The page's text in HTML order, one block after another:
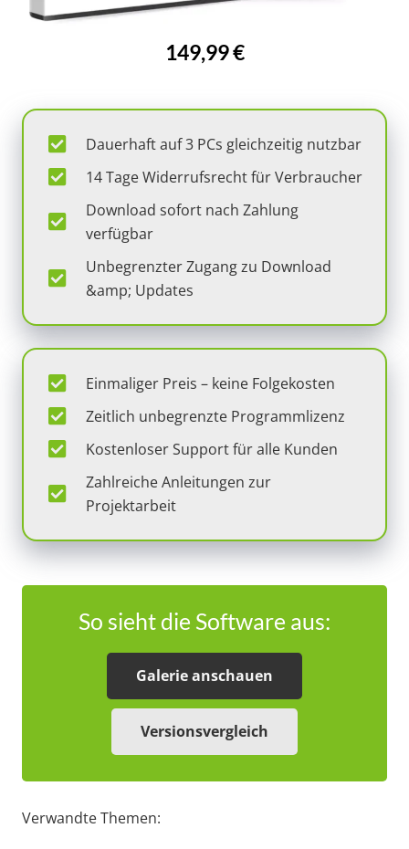
149,99 €
Dauerhaft auf 3 PCs gleichzeitig nutzbar
14 Tage Widerrufsrecht für Verbraucher
Download sofort nach Zahlung
verfügbar
Unbegrenzter Zugang zu Download
&amp; Updates
Einmaliger Preis – keine Folgekosten
Zeitlich unbegrenzte Programmlizenz
Kostenloser Support für alle Kunden
Zahlreiche Anleitungen zur
Projektarbeit
So sieht die Software aus:
Galerie anschauen
Versionsvergleich
Verwandte Themen: